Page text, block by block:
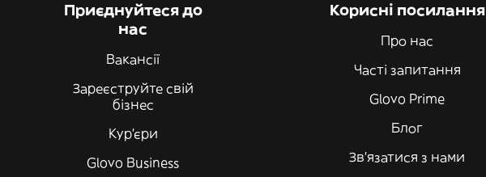
Приєднуйтеся до
нас
Вакансії
Зареєструйте свій
бізнес
Кур'єри
Glovo Business
Корисні посилання
Про нас
Часті запитання
Glovo Prime
Блог
Зв'язатися з нами